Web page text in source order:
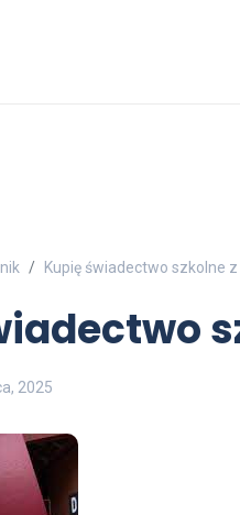
Kupię świadectwo szkolne
2025